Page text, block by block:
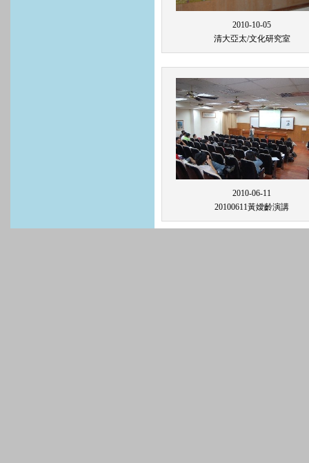
2010-10-05
清大亞太/文化研究室
2010-06-11
20100611黃嬡齡演講